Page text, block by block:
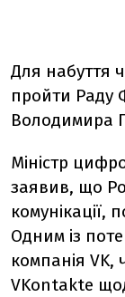
Для набуття
пройти Раду
Володимира
Міністр
заявив, що
комунікації,
Одним із
компанія
VKontakte